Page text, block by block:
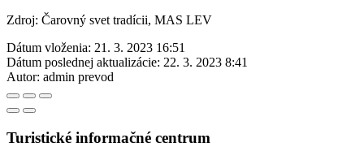
Zdroj: Čarovný svet tradícii, MAS LEV
Dátum vloženia: 21. 3. 2023 16:51
Dátum poslednej aktualizácie: 22. 3. 2023 8:41
Autor: admin prevod
Turistické informačné centrum